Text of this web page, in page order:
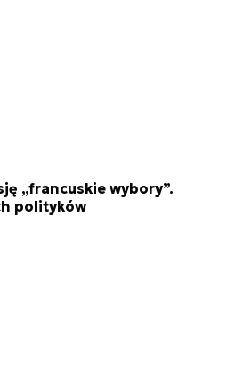
„francuskie wybory”.
polityków